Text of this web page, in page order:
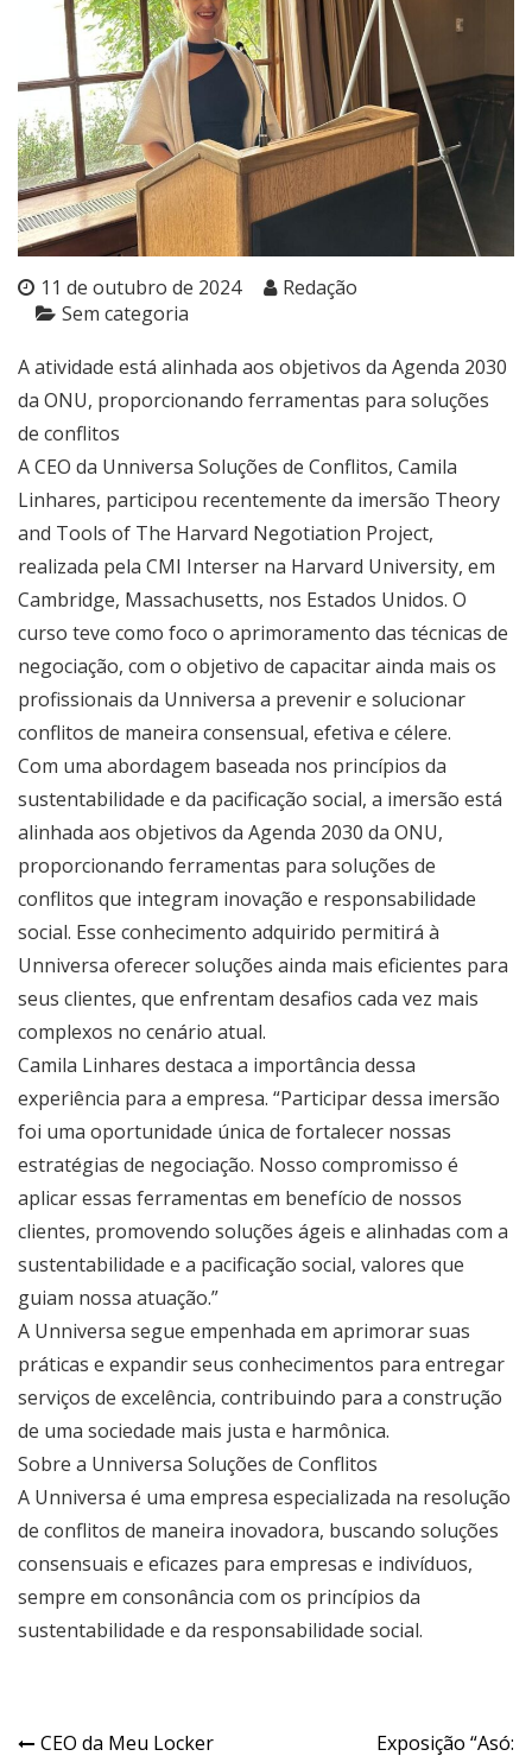
11 de outubro de 2024
Redação
Sem categoria
A atividade está alinhada aos objetivos da Agenda 2030
da ONU, proporcionando ferramentas para soluções
de conflitos
A CEO da Unniversa Soluções de Conflitos, Camila
Linhares, participou recentemente da imersão Theory
and Tools of The Harvard Negotiation Project,
realizada pela CMI Interser na Harvard University, em
Cambridge, Massachusetts, nos Estados Unidos. O
curso teve como foco o aprimoramento das técnicas de
negociação, com o objetivo de capacitar ainda mais os
profissionais da Unniversa a prevenir e solucionar
conflitos de maneira consensual, efetiva e célere.
Com uma abordagem baseada nos princípios da
sustentabilidade e da pacificação social, a imersão está
alinhada aos objetivos da Agenda 2030 da ONU,
proporcionando ferramentas para soluções de
conflitos que integram inovação e responsabilidade
social. Esse conhecimento adquirido permitirá à
Unniversa oferecer soluções ainda mais eficientes para
seus clientes, que enfrentam desafios cada vez mais
complexos no cenário atual.
Camila Linhares destaca a importância dessa
experiência para a empresa. “Participar dessa imersão
foi uma oportunidade única de fortalecer nossas
estratégias de negociação. Nosso compromisso é
aplicar essas ferramentas em benefício de nossos
clientes, promovendo soluções ágeis e alinhadas com a
sustentabilidade e a pacificação social, valores que
guiam nossa atuação.”
A Unniversa segue empenhada em aprimorar suas
práticas e expandir seus conhecimentos para entregar
serviços de excelência, contribuindo para a construção
de uma sociedade mais justa e harmônica.
Sobre a Unniversa Soluções de Conflitos
A Unniversa é uma empresa especializada na resolução
de conflitos de maneira inovadora, buscando soluções
consensuais e eficazes para empresas e indivíduos,
sempre em consonância com os princípios da
sustentabilidade e da responsabilidade social.
CEO da Meu Locker
Exposição “Asó: